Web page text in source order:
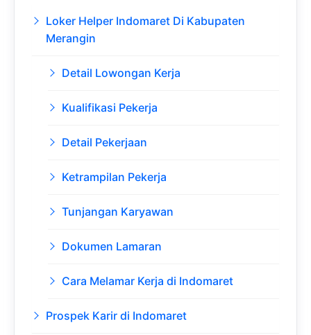
Loker Helper Indomaret Di Kabupaten
Merangin
Detail Lowongan Kerja
Kualifikasi Pekerja
Detail Pekerjaan
Ketrampilan Pekerja
Tunjangan Karyawan
Dokumen Lamaran
Cara Melamar Kerja di Indomaret
Prospek Karir di Indomaret